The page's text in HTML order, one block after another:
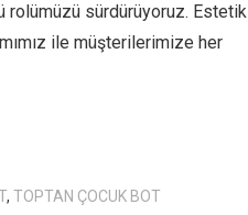
rolümüzü sürdürüyoruz. Estetik
ile müşterilerimize her
,TOPTAN ÇOCUK BOT